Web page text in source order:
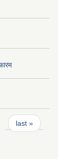
last »